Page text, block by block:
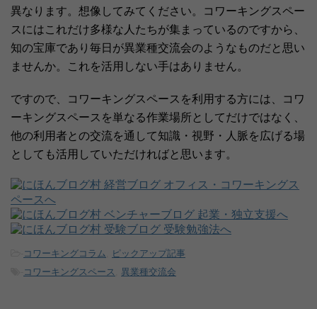
異なります。想像してみてください。コワーキングスペー
スにはこれだけ多様な人たちが集まっているのですから、
知の宝庫であり毎日が異業種交流会のようなものだと思い
ませんか。これを活用しない手はありません。
ですので、コワーキングスペースを利用する方には、コワ
ーキングスペースを単なる作業場所としてだけではなく、
他の利用者との交流を通して知識・視野・人脈を広げる場
としても活用していただければと思います。
コワーキングコラム
ピックアップ記事
コワーキングスペース 異業種交流会